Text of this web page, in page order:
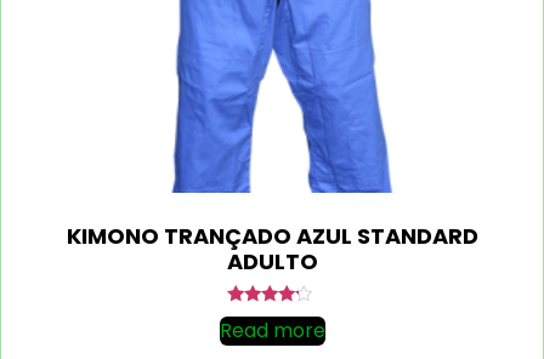
KIMONO TRANÇADO AZUL STANDARD
ADULTO
Rated
4.00
out of 5
Read more